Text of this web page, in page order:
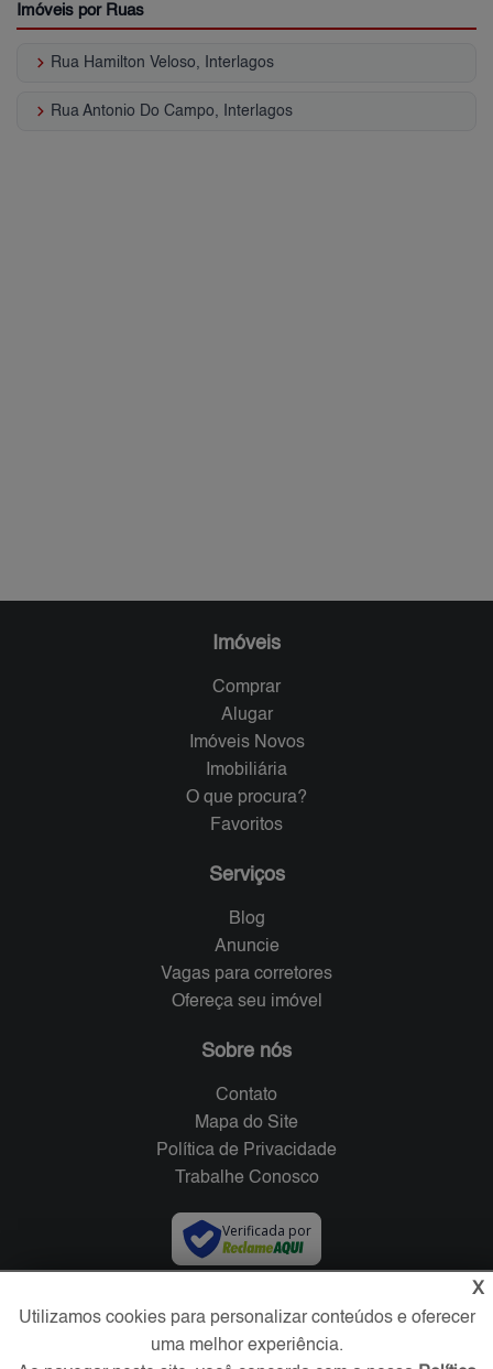
Imóveis por Ruas
keyboard_arrow_right Rua Hamilton Veloso, Interlagos
keyboard_arrow_right Rua Antonio Do Campo, Interlagos
Imóveis
Comprar
Alugar
Imóveis Novos
Imobiliária
O que procura?
Favoritos
Serviços
Blog
Anuncie
Vagas para corretores
Ofereça seu imóvel
Sobre nós
Contato
Mapa do Site
Política de Privacidade
Trabalhe Conosco
Verificada por
Redes Sociais
X
Utilizamos cookies para personalizar conteúdos e oferecer
uma melhor experiência.